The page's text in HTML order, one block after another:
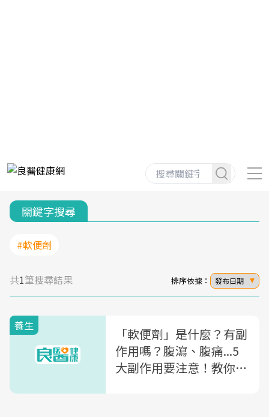
關鍵字搜尋
#軟便劑
共1筆搜尋結果 排序依據： 發布日期
養生
「軟便劑」是什麼？有副
作用嗎？腹瀉、腹痛...5
大副作用要注意！教你4